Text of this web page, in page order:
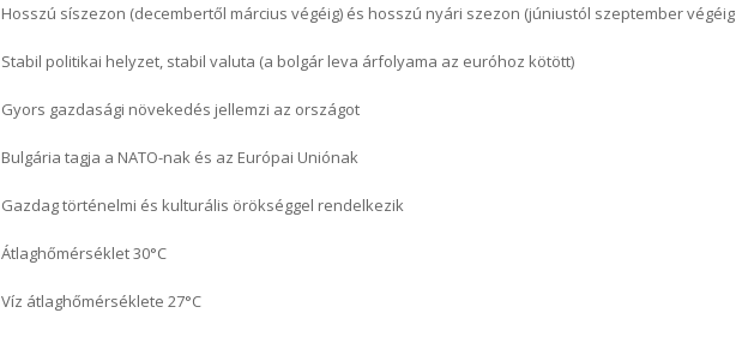
Hosszú síszezon (decembertől március végéig) és hosszú nyári szezon (júniustól szeptember végéig
Stabil politikai helyzet, stabil valuta (a bolgár leva árfolyama az euróhoz kötött)
Gyors gazdasági növekedés jellemzi az országot
Bulgária tagja a NATO-nak és az Európai Uniónak
Gazdag történelmi és kulturális örökséggel rendelkezik
Átlaghőmérséklet 30°C
Víz átlaghőmérséklete 27°C